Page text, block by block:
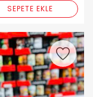
SEPETE EKLE